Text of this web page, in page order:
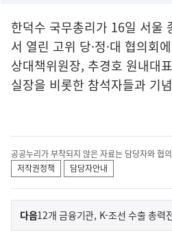
한덕수 국무총리가 16일 서울
서 열린 고위 당·정·대 협의회
상대책위원장, 추경호 원내대
실장을 비롯한 참석자들과 기
공공누리가 부착되지 않은 자료는 담당자와 협
저작권정책
담당자안내
이
전
다음기
사
12개 금융기관, K-조선 수출 총력